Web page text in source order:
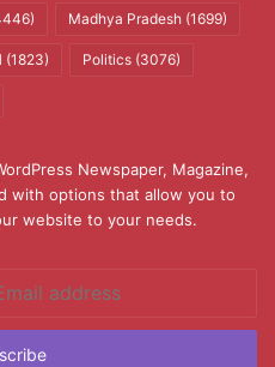
Madhya Pradesh (1699)
(1823) Politics (3076)
Newspaper, Magazine,
with options that allow you to
website to your needs.